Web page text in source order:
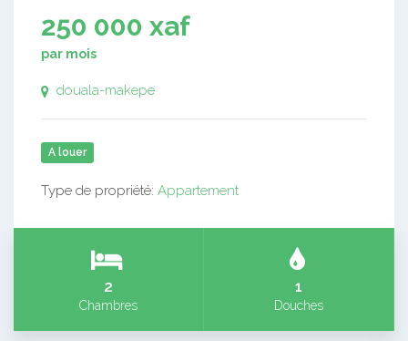
250 000 xaf
par mois
douala-makepe
A louer
Type de propriété: Appartement
2
Chambres
1
Douches